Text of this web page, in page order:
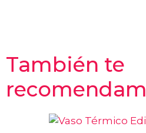
También te